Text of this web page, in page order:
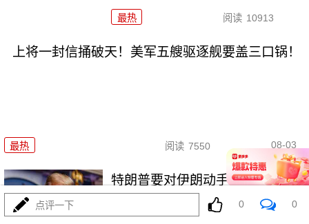
最热 阅读 10913
上将一封信捅破天！美军五艘驱逐舰要盖三口锅！
最热 阅读 7550 08-03
特朗普要对伊朗动手？最狠的还
没来，最骚的来了
点评一下 0 0